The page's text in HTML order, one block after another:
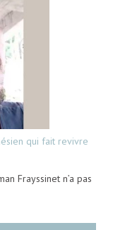
qui fait revivre
Frayssinet n’a pas